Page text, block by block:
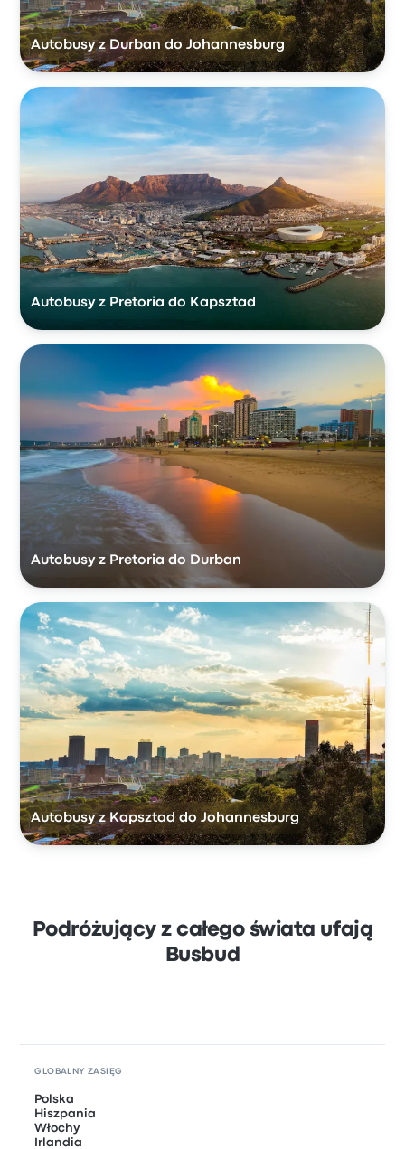
Autobusy z Durban do Johannesburg
Autobusy z Pretoria do Kapsztad
Autobusy z Pretoria do Durban
Autobusy z Kapsztad do Johannesburg
Podróżujący z całego świata ufają
Busbud
GLOBALNY ZASIĘG
Polska
Hiszpania
Włochy
Irlandia